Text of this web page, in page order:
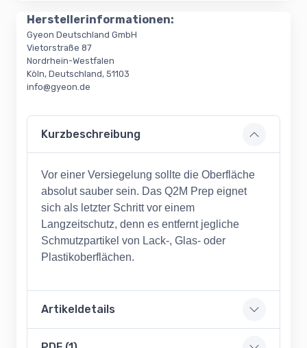
Herstellerinformationen:
Gyeon Deutschland GmbH
Vietorstraße 87
Nordrhein-Westfalen
Köln, Deutschland, 51103
info@gyeon.de
Kurzbeschreibung
Vor einer Versiegelung sollte die Oberfläche
absolut sauber sein. Das Q2M Prep eignet
sich als letzter Schritt vor einem
Langzeitschutz, denn es entfernt jegliche
Schmutzpartikel von Lack-, Glas- oder
Plastikoberflächen.
Artikeldetails